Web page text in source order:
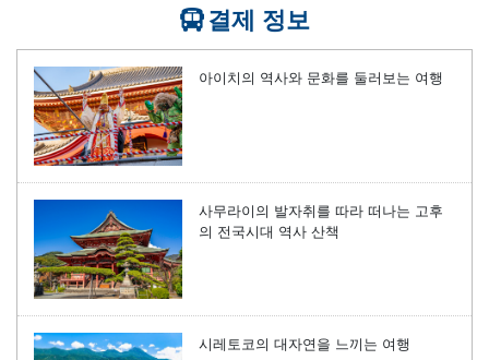
결제 정보
아이치의 역사와 문화를 둘러보는 여행
사무라이의 발자취를 따라 떠나는 고후
의 전국시대 역사 산책
시레토코의 대자연을 느끼는 여행